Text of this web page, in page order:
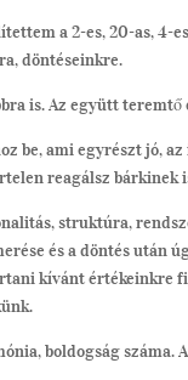
a 2-es, 20-as, 4-
döntéseinkre.
is. Az együtt
be, ami egyrészt jó,
reagálsz bárkinek
struktúra,
és a döntés után
kívánt értékeinkre
boldogság